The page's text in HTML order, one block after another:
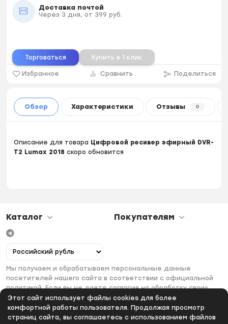
Этот сайт использует файлы cookies для более
комфортной работы пользователя. Продолжая просмотр
страниц сайта, вы соглашаетесь с использованием файлов
Доставка почтой
Через 3 дня, от 399 руб.
Избранное Сравнить Поделиться
Торговаться Купить в 1 клик
Обзор Характеристики Отзывы 0
Описание для товара Цифровой ресивер эфирный DVR-
T2 Lumax 2018 скоро обновится
Каталог Покупателям
Мы получаем и обрабатываем персональные данные
посетителей нашего сайта в соответствии с официальной
политикой. Если вы не даете согласия на обработку своих
персональных данных, вам необходимо покинуть наш сайт.